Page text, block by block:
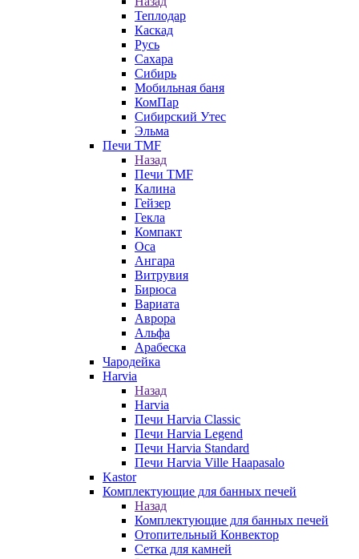
Теплодар
Каскад
Русь
Сахара
Сибирь
Мобильная баня
КомПар
Сибирский Утес
Эльма
Печи TMF
Назад
Печи TMF
Калина
Гейзер
Гекла
Компакт
Оса
Ангара
Витрувия
Бирюса
Вариата
Аврора
Альфа
Арабеска
Чародейка
Harvia
Назад
Harvia
Печи Harvia Classic
Печи Harvia Legend
Печи Harvia Standard
Печи Harvia Ville Haapasalo
Kastor
Комплектующие для банных печей
Назад
Комплектующие для банных печей
Отопительный Конвектор
Сетка для камней